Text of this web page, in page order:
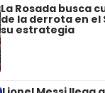
La Rosada busca
de la derrota en el
su estrategia